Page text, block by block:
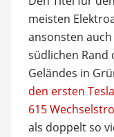
meisten
ansonsten
südlichen Rand
Geländes in
den ersten
615
als doppelt so